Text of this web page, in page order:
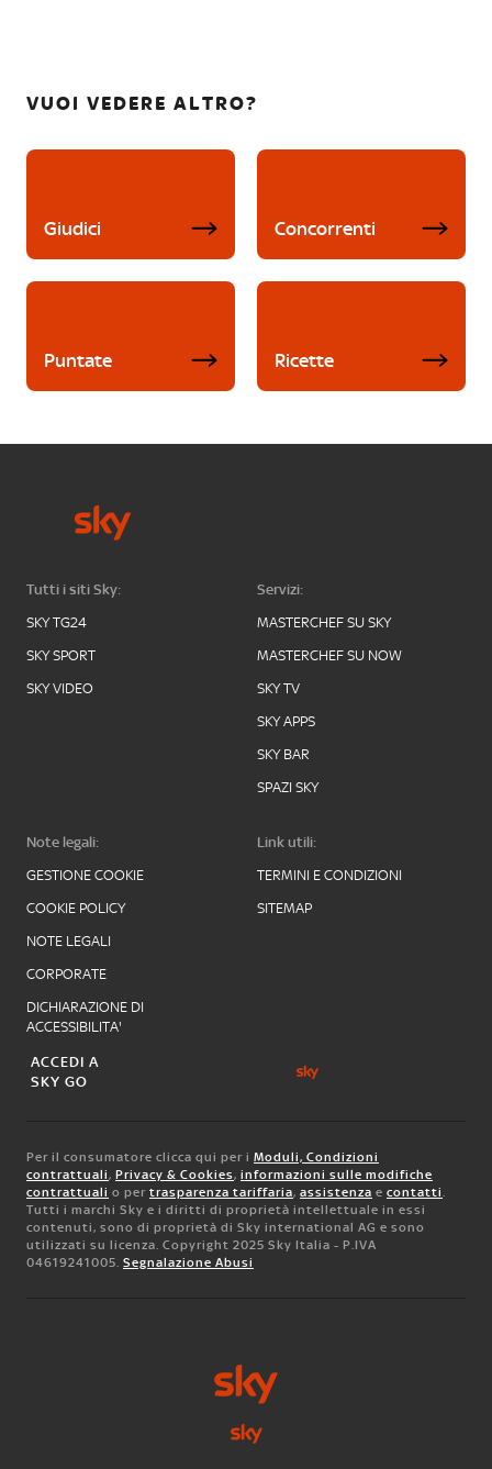
VUOI VEDERE ALTRO?
Giudici Concorrenti
Puntate Ricette
Tutti i siti Sky:
SKY TG24
SKY SPORT
SKY VIDEO
Servizi:
MASTERCHEF SU SKY
MASTERCHEF SU NOW
SKY TV
SKY APPS
SKY BAR
SPAZI SKY
Note legali:
GESTIONE COOKIE
COOKIE POLICY
NOTE LEGALI
CORPORATE
DICHIARAZIONE DI
ACCESSIBILITA'
Link utili:
TERMINI E CONDIZIONI
SITEMAP
ACCEDI A
SKY GO
Per il consumatore clicca qui per i Moduli, Condizioni
contrattuali, Privacy & Cookies, informazioni sulle modifiche
contrattuali o per trasparenza tariffaria, assistenza e contatti.
Tutti i marchi Sky e i diritti di proprietà intellettuale in essi
contenuti, sono di proprietà di Sky international AG e sono
utilizzati su licenza. Copyright 2025 Sky Italia - P.IVA
04619241005. Segnalazione Abusi